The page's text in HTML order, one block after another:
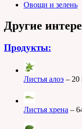
Овощи и зелень
Другие
Продукты:
Листья алоэ – 20
Листья хрена –